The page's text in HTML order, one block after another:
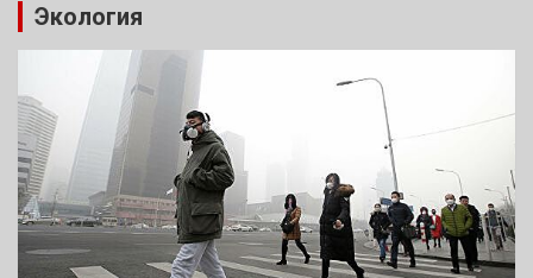
Экология